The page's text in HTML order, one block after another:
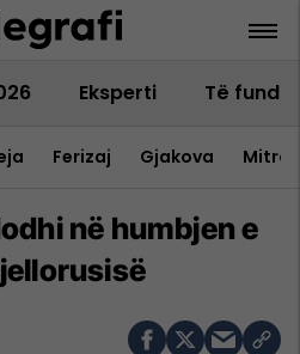
Eksperti Të fundit
Ferizaj Gjakova
në humbjen e